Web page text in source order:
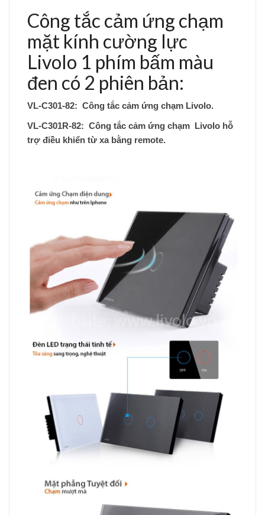
Công tắc cảm ứng chạm
mặt kính cường lực
Livolo 1 phím bấm màu
đen có 2 phiên bản:
VL-C301-82: Công tắc cảm ứng chạm Livolo.
VL-C301R-82: Công tắc cảm ứng chạm Livolo hỗ
trợ điều khiển từ xa bằng remote.